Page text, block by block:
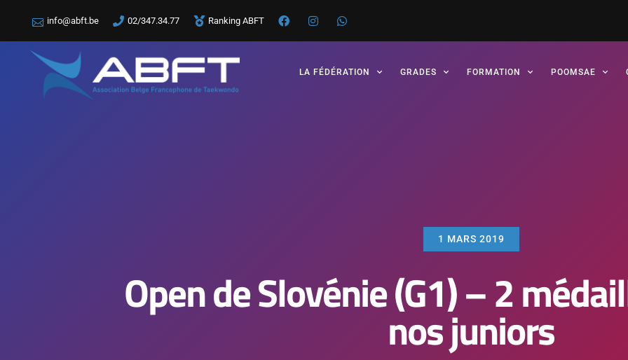
info@abft.be 02/347.34.77 Ranking ABFT
LA FÉDÉRATION GRADES FORMATION POOMSAE
1 MARS 2019
Open de Slovénie (G1) – 2
nos juniors